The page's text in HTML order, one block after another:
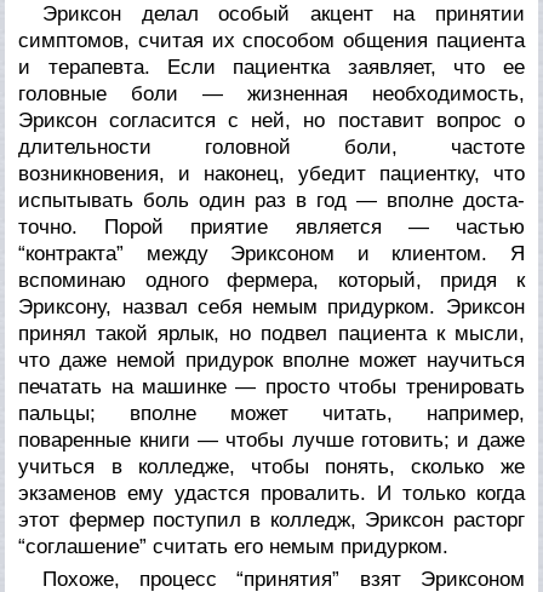
Эриксон делал особый акцент на принятии
симптомов, счи­тая их способом общения пациента
и терапевта. Если пациентка заявляет, что ее
головные боли — жизненная необходимость,
Эриксон согласится с ней, но поставит вопрос о
длительности головной боли, частоте
возникновения, и наконец, убедит па­циентку, что
испытывать боль один раз в год — вполне доста­
точно. Порой приятие является — частью
“контракта” между Эриксоном и клиентом. Я
вспоминаю одного фермера, кото­рый, придя к
Эриксону, назвал себя немым придурком. Эрик­сон
принял такой ярлык, но подвел пациента к мысли,
что даже немой придурок вполне может научиться
печатать на ма­шинке — просто чтобы тренировать
пальцы; вполне может чи­тать, например,
поваренные книги — чтобы лучше готовить; и даже
учиться в колледже, чтобы понять, сколько же
экзаменов ему удастся провалить. И только когда
этот фермер поступил в колледж, Эриксон расторг
“соглашение” считать его немым придурком.
Похоже, процесс “принятия” взят Эриксоном